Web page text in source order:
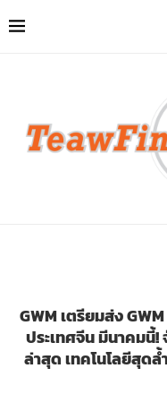
GWM เตรียมส่ง
ประเทศจีน มีนาคม
ล่าสุด เทคโนโลยีสุด